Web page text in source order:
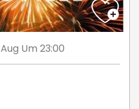
Aug Um 23:00